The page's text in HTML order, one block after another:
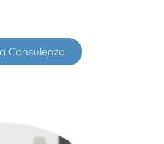
Consulenza